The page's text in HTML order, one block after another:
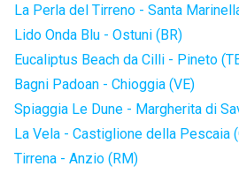
La Perla del Tirreno - Santa
Lido Onda Blu - Ostuni (BR)
Eucaliptus Beach da Cilli - Pineto
Bagni Padoan - Chioggia (VE)
Spiaggia Le Dune - Margherita di
La Vela - Castiglione della Pescaia
Tirrena - Anzio (RM)